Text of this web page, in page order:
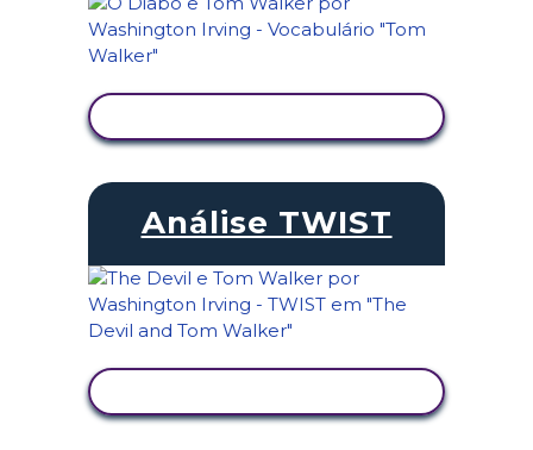
Análise TWIST